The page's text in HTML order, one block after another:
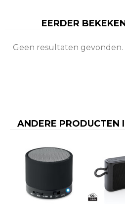
EERDER
Geen resultaten gevonden.
ANDERE PRODUCTEN